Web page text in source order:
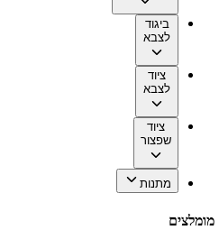
ביגוד
לצבא
ציוד
לצבא
ציוד
שפצור
מתנות
מומלצים